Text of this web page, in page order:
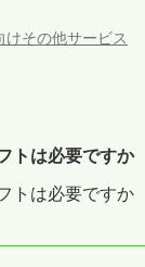
けその他サービス
トは必要ですか
トは必要ですか